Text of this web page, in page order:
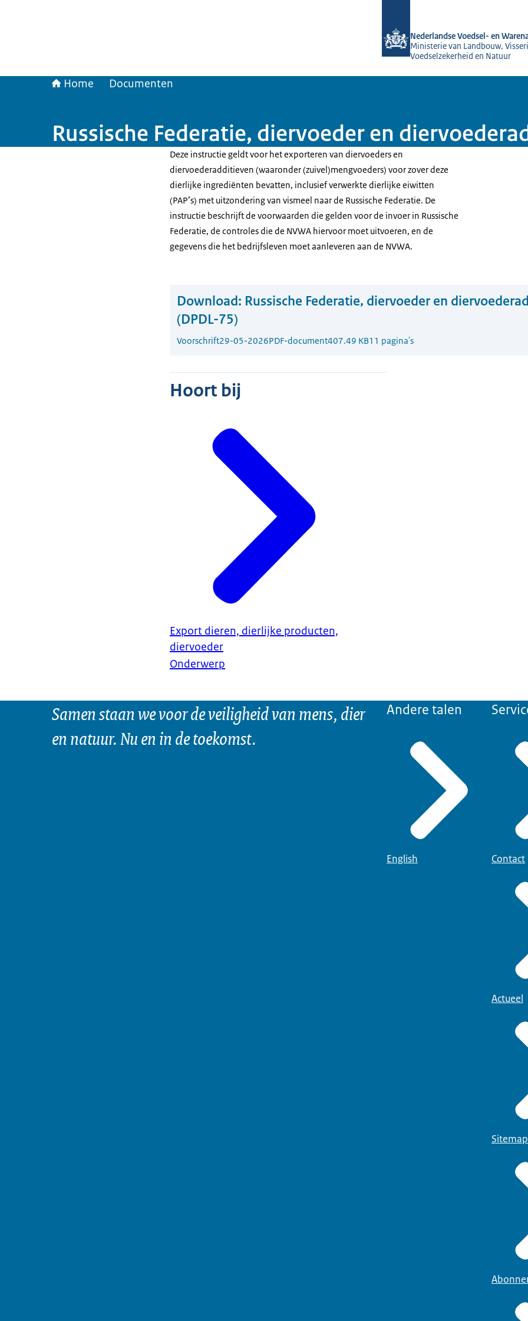
Nederlandse Voedsel- en
Ministerie van Landbouw,
Voedselzekerheid en Natuur
Home Documenten
Russische Federatie, diervoeder en
Deze instructie geldt voor het exporteren van diervoeders en
diervoederadditieven (waaronder (zuivel)mengvoeders) voor zover deze
dierlijke ingrediënten bevatten, inclusief verwerkte dierlijke eiwitten
(PAP’s) met uitzondering van vismeel naar de Russische Federatie. De
instructie beschrijft de voorwaarden die gelden voor de invoer in Russische
Federatie, de controles die de NVWA hiervoor moet uitvoeren, en de
gegevens die het bedrijfsleven moet aanleveren aan de NVWA.
Download: Russische Federatie, diervoeder en
(DPDL-75)
Voorschrift29-05-2026PDF-document407.49 KB11 pagina's
Hoort bij
Export dieren, dierlijke producten,
diervoeder
Onderwerp
Samen staan we voor de veiligheid van mens, dier
en natuur. Nu en in de toekomst.
Andere talen
English Contact
Actueel
Sitemap